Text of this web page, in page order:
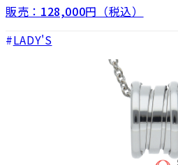
販売： 128,000円（税込）
LADY'S